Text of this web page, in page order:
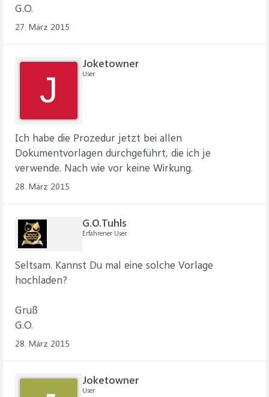
G.O.
27. März 2015
J
Joketowner
User
Ich habe die Prozedur jetzt bei allen
Dokumentvorlagen durchgeführt, die ich je
verwende. Nach wie vor keine Wirkung.
28. März 2015
G.O.Tuhls
Erfahrener User
Seltsam. Kannst Du mal eine solche Vorlage
hochladen?
Gruß
G.O.
28. März 2015
Joketowner
User